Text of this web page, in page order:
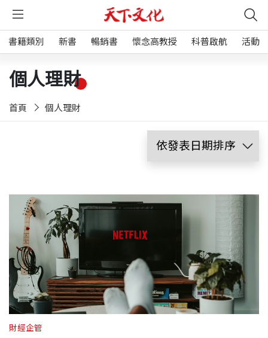
書籍類別 新書 暢銷書 懷念高教授 科普啟航 活動
個人理財
首頁 個人理財
財經企管